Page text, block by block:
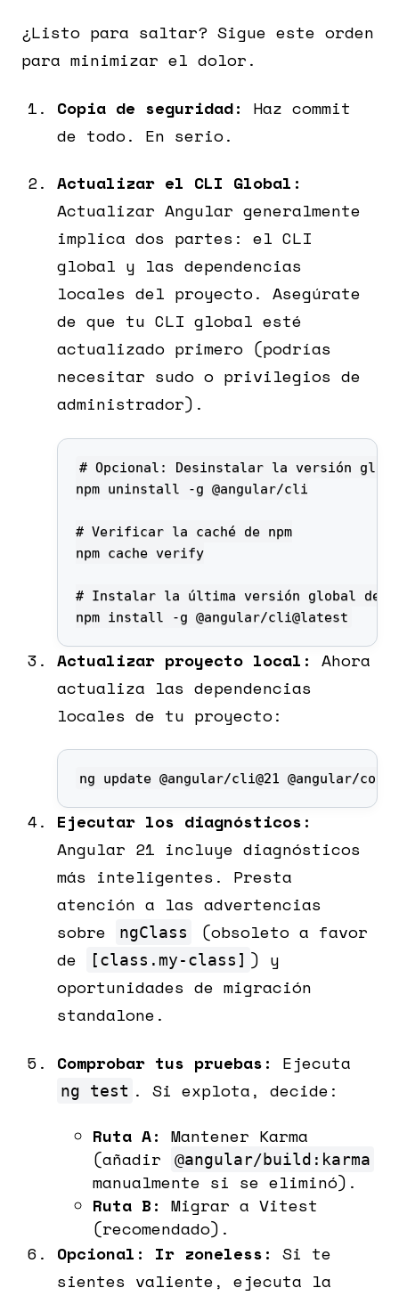
¿Listo para saltar? Sigue este orden
para minimizar el dolor.
Copia de seguridad:
Haz commit
de todo. En serio.
Actualizar el CLI Global:
Actualizar Angular generalmente
implica dos partes: el CLI
global y las dependencias
locales del proyecto. Asegúrate
de que tu CLI global esté
actualizado primero (podrías
necesitar sudo o privilegios de
administrador).
npm install -g @angular/cli@latest
Actualizar proyecto local: Ahora
actualiza las dependencias
locales de tu proyecto:
ng update @angular/cli@21 @angular/
Ejecutar los diagnósticos:
Angular 21 incluye diagnósticos
más inteligentes. Presta
atención a las advertencias
sobre
ngClass
(obsoleto a favor
de
[class.my-class] ) y
oportunidades de migración
standalone.
Comprobar tus pruebas: Ejecuta
ng test . Si explota, decide:
Ruta A: Mantener Karma
(añadir
@angular/build:karma
manualmente si se eliminó).
Ruta B: Migrar a Vitest
(recomendado).
Opcional: Ir zoneless: Si te
sientes valiente, ejecuta la